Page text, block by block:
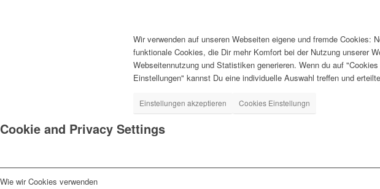
Wir verwenden auf unseren Webseiten eigene und fremde Cookies:
funktionale Cookies, die Dir mehr Komfort bei der Nutzung unserer
Webseitennutzung und Statistiken generieren. Wenn du auf
Einstellungen" kannst Du eine individuelle Auswahl treffen und
Einstellungen akzeptieren Cookies Einstellungn
Cookie and Privacy Settings
Wie wir Cookies verwenden